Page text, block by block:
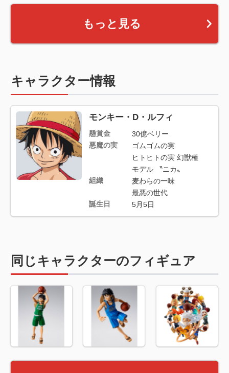
もっと見る
キャラクター情報
モンキー・D・ルフィ
懸賞金
30億ベリー
悪魔の実
ゴムゴムの実
ヒトヒトの実 幻獣種
モデル 〝ニカ〟
組織
麦わらの一味
最悪の世代
誕生日
5月5日
同じキャラクターのフィギュア